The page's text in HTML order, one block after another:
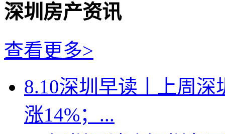
深圳房产资讯
查看更多>
8.10深圳早读丨上周
涨14%；...